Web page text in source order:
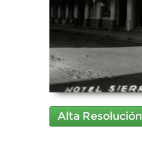
Alta Resolución